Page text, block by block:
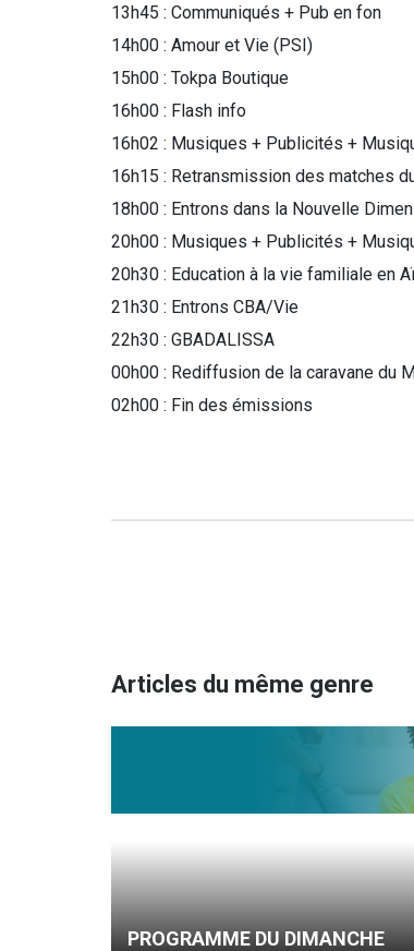
13h45 : Communiqués + Pub en fon
14h00 : Amour et Vie (PSI)
15h00 : Tokpa Boutique
16h00 : Flash info
16h02 : Musiques + Publicités +
16h15 : Retransmission des matches
18h00 : Entrons dans la Nouvelle
20h00 : Musiques + Publicités +
20h30 : Education à la vie familiale en
21h30 : Entrons CBA/Vie
22h30 : GBADALISSA
00h00 : Rediffusion de la caravane du
02h00 : Fin des émissions
Articles du même genre
PROGRAMME DU DIMANCHE